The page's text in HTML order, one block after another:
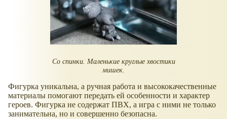
Со спинки. Маленькие круглые хвостики
мишек.
Фигурка уникальна, а ручная работа и высококачественные
материалы помогают передать ей особенности и характер
героев. Фигурка не содержат ПВХ, а игра с ними не только
занимательна, но и совершенно безопасна.